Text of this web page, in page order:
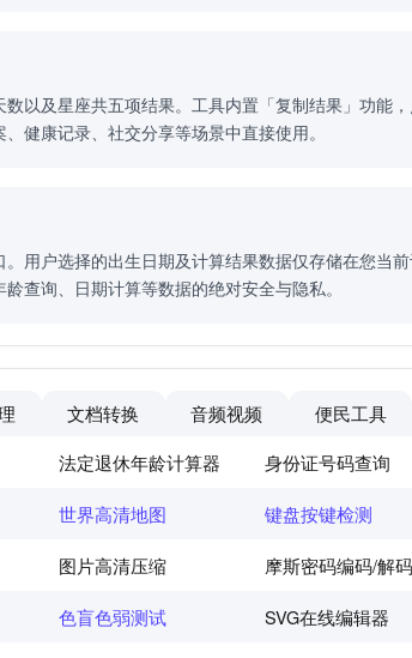
以及星座共五项结果。工具内置「复制结果」功能
健康记录、社交分享等场景中直接使用。
用户选择的出生日期及计算结果数据仅存储在您当
查询、日期计算等数据的绝对安全与隐私。
文档转换 音频视频 便民工具
法定退休年龄计算器 身份证号码查询
世界高清地图 键盘按键检测
图片高清压缩 摩斯密码编码/解码
色盲色弱测试 SVG在线编辑器